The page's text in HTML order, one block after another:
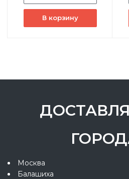
В корзину
Москва
Балашиха